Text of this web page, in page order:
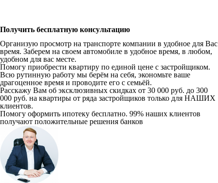
Получить бесплатную консультацию
Организую просмотр на транспорте компании в удобное для Вас
время. Заберем на своем автомобиле в удобное время, в любом,
удобном для вас месте.
Помогу приобрести квартиру по единой цене с застройщиком.
Всю рутинную работу мы берём на себя, экономьте ваше
драгоценное время и проводите его с семьёй.
Расскажу Вам об эксклюзивных скидках от 30 000 руб. до 300
000 руб. на квартиры от ряда застройщиков только для НАШИХ
клиентов.
Помогу оформить ипотеку бесплатно. 99% наших клиентов
получают положительные решения банков